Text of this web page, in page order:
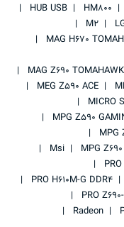
HM800
HUB USB
M2
MAG H670
MAG Z690
MEG Z590 ACE
MICRO
MPG Z590
MPG
MPG
Msi
PRO H610M-G DDR4
PRO
Radeon